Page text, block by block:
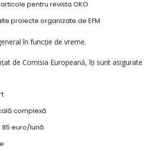
pentru revista OKO
proiecte organizate de EFM
în funcție de vreme.
de Comisia Europeană, îți sunt asigurate
complexă
euro/lună